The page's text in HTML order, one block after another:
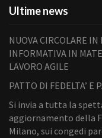
Ultime news
NUOVA CIRCOLARE
INFORMATIVA IN
LAVORO AGILE
PATTO DI FEDELTA’ E
Si invia a tutta la
aggiornamento della
Milano, sui congedi